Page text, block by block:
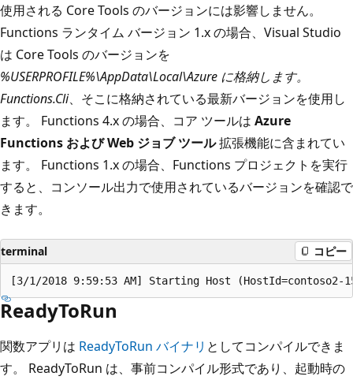
使用される Core Tools のバージョンには影響しません。
Functions ランタイム バージョン 1.x の場合、Visual Studio
は Core Tools のバージョンを
%USERPROFILE%\AppData\Local\Azure に格納します。
Functions.Cli、そこに格納されている最新バージョンを使用し
ます。 Functions 4.x の場合、コア ツールは Azure
Functions および Web ジョブ ツール拡張機能に含まれてい
ます。 Functions 1.x の場合、Functions プロジェクトを実行
すると、コンソール出力で使用されているバージョンを確認で
きます。
terminal コピー
ReadyToRun
関数アプリは ReadyToRun バイナリ としてコンパイルできま
す。 ReadyToRun は、事前コンパイル形式であり、起動時の